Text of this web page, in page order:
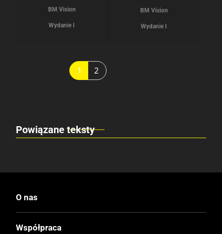
BM Vision
Wydanie I
BM Vision
Wydanie I
1 2
Powiązane teksty
O nas
Współpraca